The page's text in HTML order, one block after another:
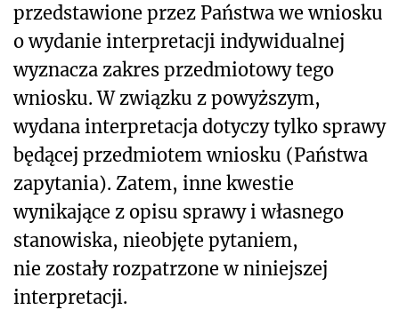
przedstawione przez Państwa we wniosku
o wydanie interpretacji indywidualnej
wyznacza zakres przedmiotowy tego
wniosku. W związku z powyższym,
wydana interpretacja dotyczy tylko sprawy
będącej przedmiotem wniosku (Państwa
zapytania). Zatem, inne kwestie
wynikające z opisu sprawy i własnego
stanowiska, nieobjęte pytaniem,
nie zostały rozpatrzone w niniejszej
interpretacji.